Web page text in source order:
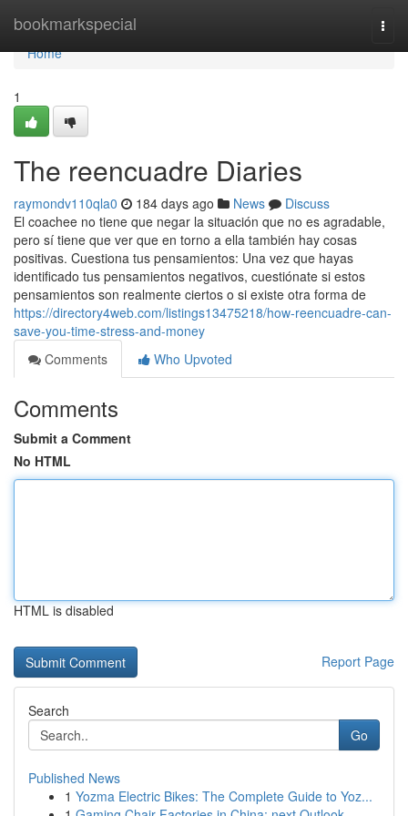
bookmarkspecial
Home
Home
1
The reencuadre Diaries
raymondv110qla0 184 days ago News
Discuss
El coachee no tiene que negar la situación que no es agradable,
pero sí tiene que ver que en torno a ella también hay cosas
positivas. Cuestiona tus pensamientos: Una vez que hayas
identificado tus pensamientos negativos, cuestiónate si estos
pensamientos son realmente ciertos o si existe otra forma de
https://directory4web.com/listings13475218/how-reencuadre-can-
save-you-time-stress-and-money
Comments
Who Upvoted
Comments
Submit a Comment
No HTML
HTML is disabled
Report Page
Search
Go
Published News
1 Yozma Electric Bikes: The Complete Guide to Yoz...